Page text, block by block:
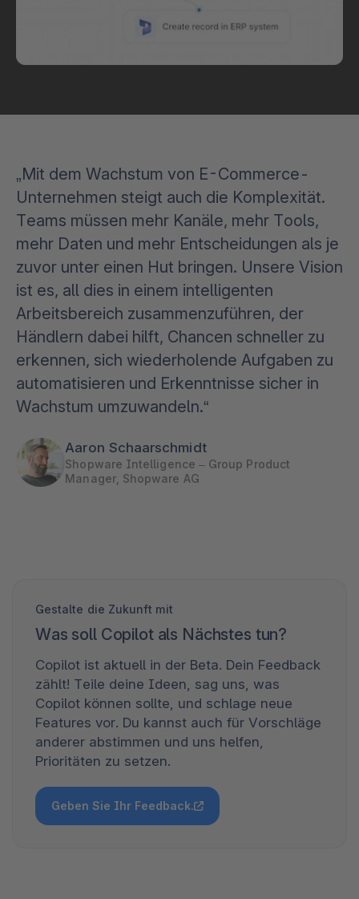
„Mit dem Wachstum von E-Commerce-
Unternehmen steigt auch die Komplexität.
Teams müssen mehr Kanäle, mehr Tools,
mehr Daten und mehr Entscheidungen als je
zuvor unter einen Hut bringen. Unsere Vision
ist es, all dies in einem intelligenten
Arbeitsbereich zusammenzuführen, der
Händlern dabei hilft, Chancen schneller zu
erkennen, sich wiederholende Aufgaben zu
automatisieren und Erkenntnisse sicher in
Wachstum umzuwandeln.“
Aaron Schaarschmidt
Shopware Intelligence – Group Product
Manager, Shopware AG
Gestalte die Zukunft mit
Was soll Copilot als Nächstes tun?
Copilot ist aktuell in der Beta. Dein Feedback
zählt! Teile deine Ideen, sag uns, was
Copilot können sollte, und schlage neue
Features vor. Du kannst auch für Vorschläge
anderer abstimmen und uns helfen,
Prioritäten zu setzen.
Geben Sie Ihr Feedback.